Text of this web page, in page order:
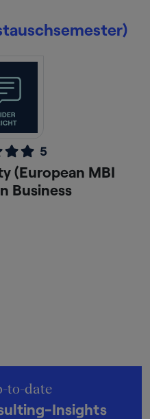
5
(European MBI
Business
to-date
Insights